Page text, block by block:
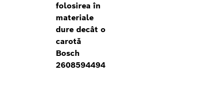
folosirea în
materiale
dure decât o
carotă
Bosch
2608594494